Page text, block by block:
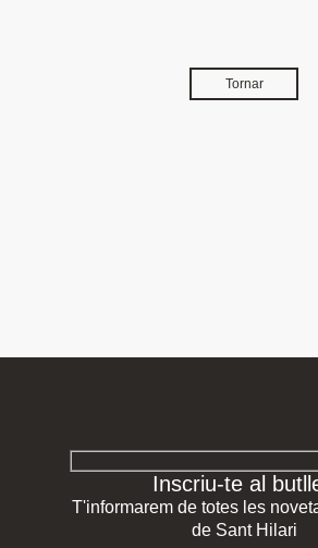
Tornar
Inscriu-te al
T'informarem de totes les
de Sant Hilari